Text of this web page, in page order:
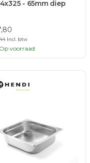
- 65mm diep
Incl. btw
Op voorraad